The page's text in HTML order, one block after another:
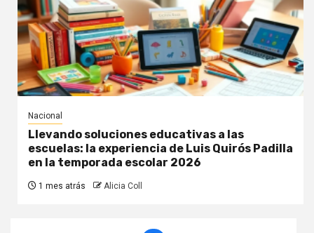
Nacional
Llevando soluciones educativas a las
escuelas: la experiencia de Luis Quirós Padilla
en la temporada escolar 2026
1 mes atrás Alicia Coll